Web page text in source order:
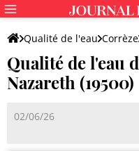
Qualité de l'eau Corrèze
Qualité de l'eau
Nazareth (19500)
02/06/26